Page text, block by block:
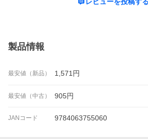
製品情報
最安値（新品） 1,571 円
最安値（中古） 905円
JANコード 9784063755060